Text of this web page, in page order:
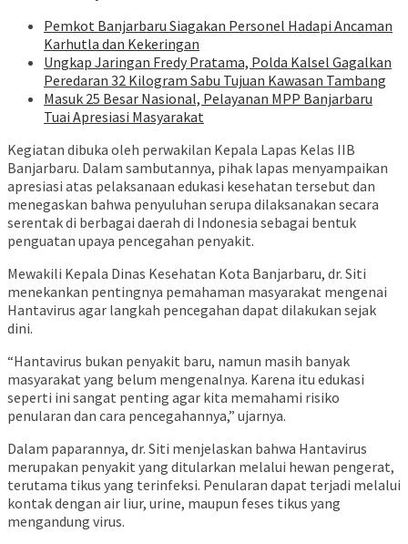
Pemkot Banjarbaru Siagakan Personel Hadapi Ancaman
Karhutla dan Kekeringan
Ungkap Jaringan Fredy Pratama, Polda Kalsel Gagalkan
Peredaran 32 Kilogram Sabu Tujuan Kawasan Tambang
Masuk 25 Besar Nasional, Pelayanan MPP Banjarbaru
Tuai Apresiasi Masyarakat
Kegiatan dibuka oleh perwakilan Kepala Lapas Kelas IIB
Banjarbaru. Dalam sambutannya, pihak lapas menyampaikan
apresiasi atas pelaksanaan edukasi kesehatan tersebut dan
menegaskan bahwa penyuluhan serupa dilaksanakan secara
serentak di berbagai daerah di Indonesia sebagai bentuk
penguatan upaya pencegahan penyakit.
Mewakili Kepala Dinas Kesehatan Kota Banjarbaru, dr. Siti
menekankan pentingnya pemahaman masyarakat mengenai
Hantavirus agar langkah pencegahan dapat dilakukan sejak
dini.
“Hantavirus bukan penyakit baru, namun masih banyak
masyarakat yang belum mengenalnya. Karena itu edukasi
seperti ini sangat penting agar kita memahami risiko
penularan dan cara pencegahannya,” ujarnya.
Dalam paparannya, dr. Siti menjelaskan bahwa Hantavirus
merupakan penyakit yang ditularkan melalui hewan pengerat,
terutama tikus yang terinfeksi. Penularan dapat terjadi melalui
kontak dengan air liur, urine, maupun feses tikus yang
mengandung virus.